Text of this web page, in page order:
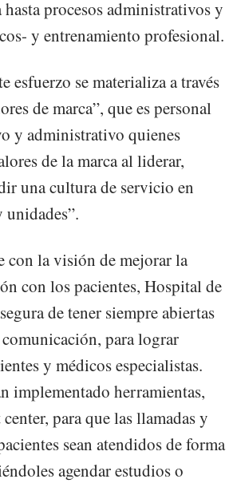
procesos administrativos y
y entrenamiento profesional.
esfuerzo se materializa a través
de marca”, que es personal
y administrativo quienes
de la marca al liderar,
una cultura de servicio en
unidades”.
con la visión de mejorar la
con los pacientes, Hospital de
de tener siempre abiertas
para lograr
y médicos especialistas.
implementado herramientas,
para que las llamadas y
sean atendidos de forma
agendar estudios o